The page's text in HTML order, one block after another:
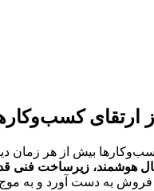
ارتقای
بیش از هر
هوشمند، زیرساخت فنی
به دست آورد و به